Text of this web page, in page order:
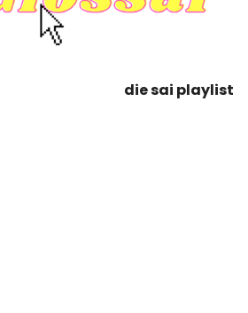
die sai playlist